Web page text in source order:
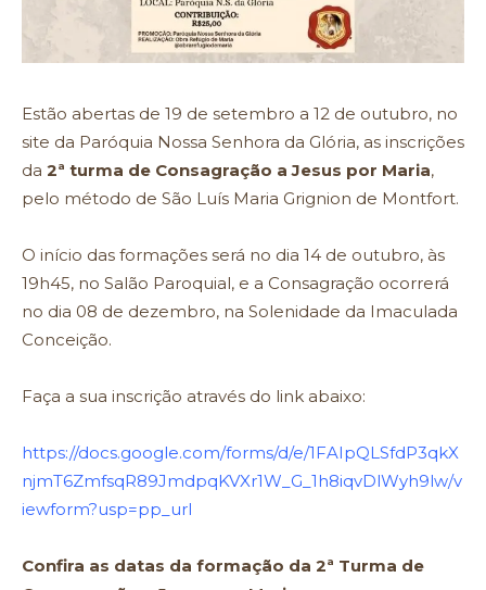
Estão abertas de 19 de setembro a 12 de outubro, no
site da Paróquia Nossa Senhora da Glória, as inscrições
da 2ª turma de Consagração a Jesus por Maria,
pelo método de São Luís Maria Grignion de Montfort.
O início das formações será no dia 14 de outubro, às
19h45, no Salão Paroquial, e a Consagração ocorrerá
no dia 08 de dezembro, na Solenidade da Imaculada
Conceição.
Faça a sua inscrição através do link abaixo:
https://docs.google.com/forms/d/e/1FAIpQLSfdP3qkX
njmT6ZmfsqR89JmdpqKVXr1W_G_1h8iqvDlWyh9lw/v
iewform?usp=pp_url
Confira as datas da formação da 2ª Turma de